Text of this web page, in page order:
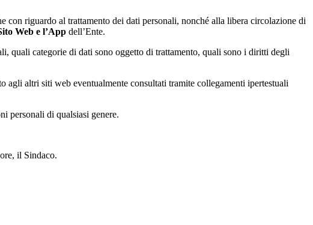
con riguardo al trattamento dei dati personali, nonché alla libera circolazione di
Web e l’App dell’Ente.
quali categorie di dati sono oggetto di trattamento, quali sono i diritti degli
agli altri siti web eventualmente consultati tramite collegamenti ipertestuali
personali di qualsiasi genere.
il Sindaco.